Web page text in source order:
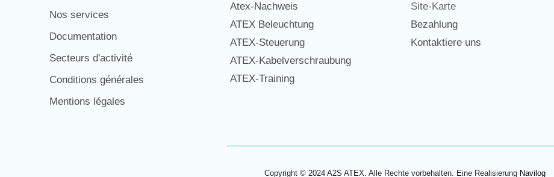
Nos services
Documentation
Secteurs d'activité
Conditions générales
Mentions légales
Atex-Nachweis
ATEX Beleuchtung
ATEX-Steuerung
ATEX-Kabelverschraubung
ATEX-Training
Site-Karte
Bezahlung
Kontaktiere uns
Copyright © 2024 A2S ATEX. Alle Rechte vorbehalten. Eine Realisierung Navilog